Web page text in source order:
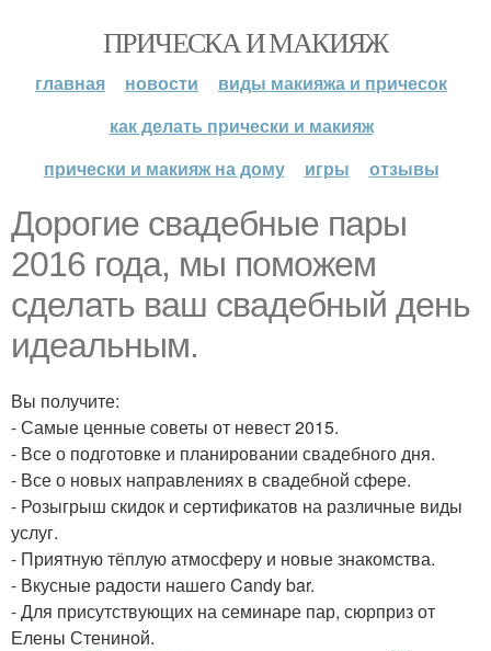
ПРИЧЕСКА И МАКИЯЖ
главная новости
виды макияжа и причесок
как делать прически и макияж
прически и макияж на дому
игры отзывы
Дорогие свадебные пары
2016 года, мы поможем
сделать ваш свадебный день
идеальным.
Вы получите:
- Самые ценные советы от невест 2015.
- Все о подготовке и планировании свадебного дня.
- Все о новых направлениях в свадебной сфере.
- Розыгрыш скидок и сертификатов на различные виды
услуг.
- Приятную тёплую атмосферу и новые знакомства.
- Вкусные радости нашего Candy bar.
- Для присутствующих на семинаре пар, сюрприз от
Елены Стениной.